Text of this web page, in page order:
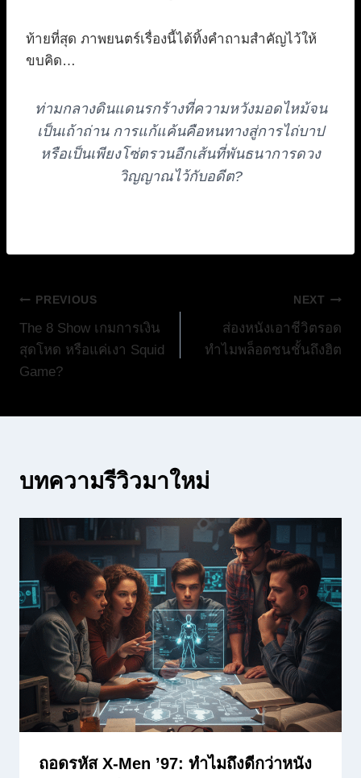
ท้ายที่สุด ภาพยนตร์เรื่องนี้ได้ทิ้งคำถามสำคัญไว้ให้
ขบคิด…
ท่ามกลางดินแดนรกร้างที่ความหวังมอดไหม้จน
เป็นเถ้าถ่าน การแก้แค้นคือหนทางสู่การไถ่บาป
หรือเป็นเพียงโซ่ตรวนอีกเส้นที่พันธนาการดวง
วิญญาณไว้กับอดีต?
แนะแนว
เรื่อง
PREVIOUS
The 8 Show เกมการเงิน
สุดโหด หรือแค่เงา Squid
Game?
NEXT
ส่องหนังเอาชีวิตรอด
ทำไมพล็อตชนชั้นถึงฮิต
บทความรีวิวมาใหม่
ถอดรหัส X-Men ’97: ทำไมถึงดีกว่าหนัง